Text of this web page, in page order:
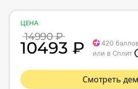
ЦЕНА
14990 ₽
10493 ₽ 420
или в Сплит
Смотреть